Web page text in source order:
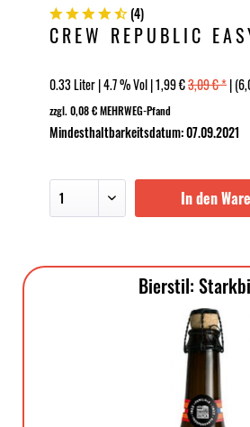
(4)
CREW REPUBLIC
0.33 Liter | 4.7 % Vol | 1,99 €3,09 € *|
zzgl. 0,08 € MEHRWEG-Pfand
Mindesthaltbarkeitsdatum: 07.09.2021
In den
Bierstil: